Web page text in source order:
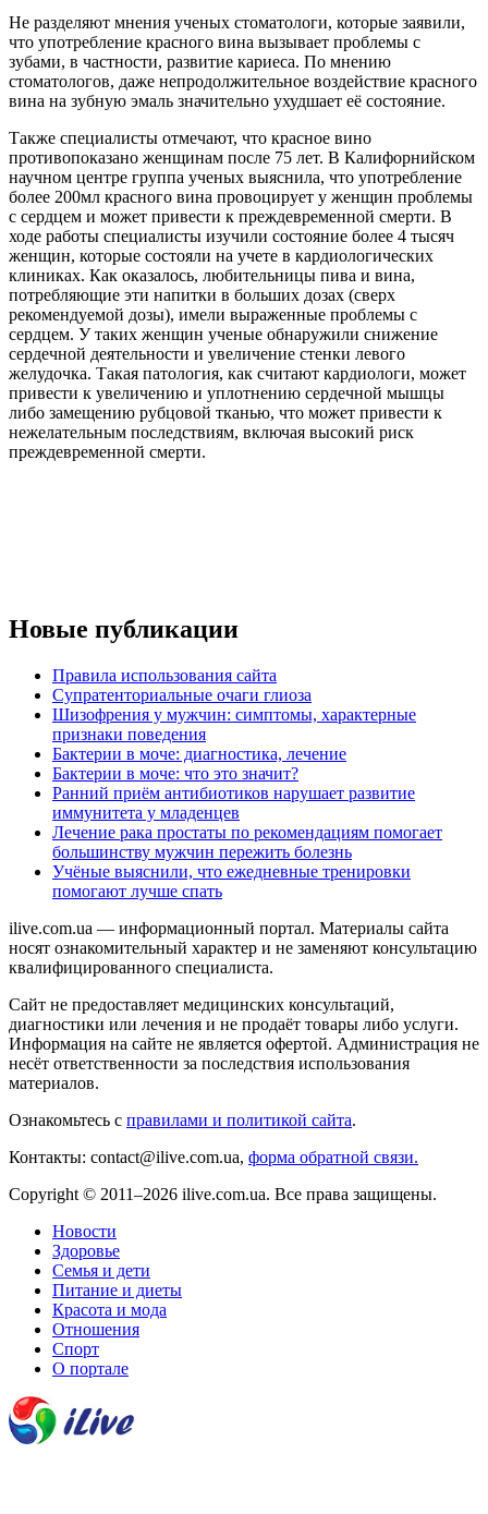
Не разделяют мнения ученых стоматологи, которые заявили,
что употребление красного вина вызывает проблемы с
зубами, в частности, развитие кариеса. По мнению
стоматологов, даже непродолжительное воздействие красного
вина на зубную эмаль значительно ухудшает её состояние.
Также специалисты отмечают, что красное вино
противопоказано женщинам после 75 лет. В Калифорнийском
научном центре группа ученых выяснила, что употребление
более 200мл красного вина провоцирует у женщин проблемы
с сердцем и может привести к преждевременной смерти. В
ходе работы специалисты изучили состояние более 4 тысяч
женщин, которые состояли на учете в кардиологических
клиниках. Как оказалось, любительницы пива и вина,
потребляющие эти напитки в больших дозах (сверх
рекомендуемой дозы), имели выраженные проблемы с
сердцем. У таких женщин ученые обнаружили снижение
сердечной деятельности и увеличение стенки левого
желудочка. Такая патология, как считают кардиологи, может
привести к увеличению и уплотнению сердечной мышцы
либо замещению рубцовой тканью, что может привести к
нежелательным последствиям, включая высокий риск
преждевременной смерти.
Новые публикации
Правила использования сайта
Супратенториальные очаги глиоза
Шизофрения у мужчин: симптомы, характерные
признаки поведения
Бактерии в моче: диагностика, лечение
Бактерии в моче: что это значит?
Ранний приём антибиотиков нарушает развитие
иммунитета у младенцев
Лечение рака простаты по рекомендациям помогает
большинству мужчин пережить болезнь
Учёные выяснили, что ежедневные тренировки
помогают лучше спать
ilive.com.ua — информационный портал. Материалы сайта
носят ознакомительный характер и не заменяют консультацию
квалифицированного специалиста.
Сайт не предоставляет медицинских консультаций,
диагностики или лечения и не продаёт товары либо услуги.
Информация на сайте не является офертой. Администрация не
несёт ответственности за последствия использования
материалов.
Ознакомьтесь с правилами и политикой сайта.
Контакты: contact@ilive.com.ua, форма обратной связи.
Copyright © 2011–2026 ilive.com.ua. Все права защищены.
Новости
Здоровье
Семья и дети
Питание и диеты
Красота и мода
Отношения
Спорт
О портале